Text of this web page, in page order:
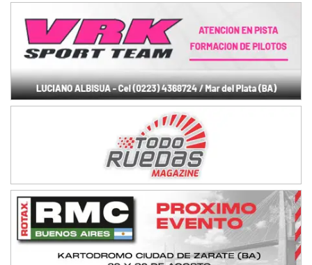
SUR SANTAFESINO - F4
José Samuel Sánchez (Tierra)
TUCUMANO - F5
Juan Navarro (Asfalto)